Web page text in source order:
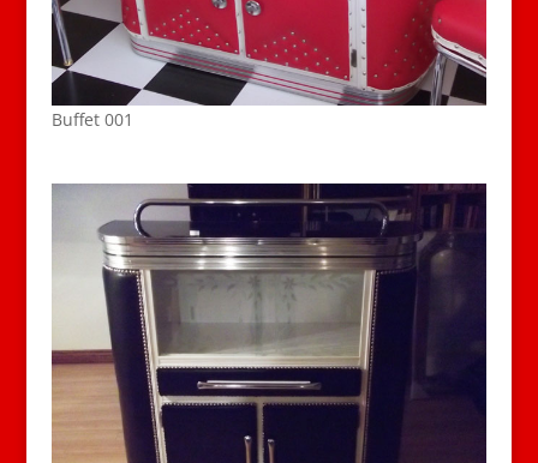
Buffet 001